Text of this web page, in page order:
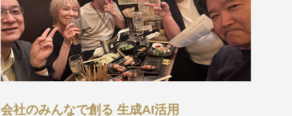
会社のみんなで創る 生成AI活用